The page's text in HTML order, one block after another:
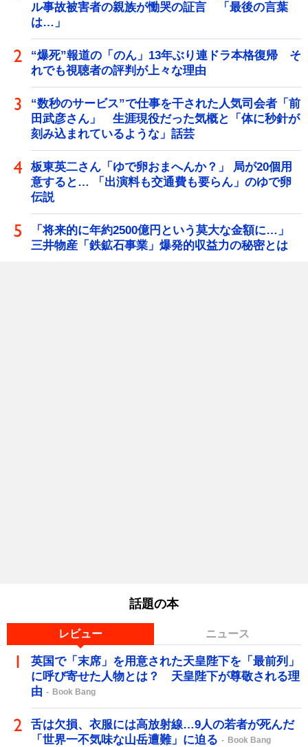
ル事故被害者の親族が慟哭の証言 「最後の言葉
は…」
“爆死”報道の「のん」13年ぶり連ドラ本格復帰 そ
れでも視聴者の評判が上々な理由
“数秒のサービス”で仕事を干された人気司会者「前
田武彦さん」 生涯現役だった気概と「体に秒針が
刻み込まれているような」話芸
板東英二さん「ゆで卵おまへんか？」 局が20個用
意すると… 「出演料も交通費も要らん」のゆで卵
伝説
「将来的に年約2500億円という莫大な金額に…」
三井物産「鉄鉱石事業」爆発的収益力の秘密とは
話題の本
レビュー ニュース
英国で「末席」を用意された天皇陛下を「最前列」
に呼び寄せた人物とは？ 天皇陛下が尊敬される理
由
Book Bang
舌は欠損、衣服には高放射線…9人の若者が死んだ
「世界一不気味な山岳遭難」に迫る
Book Bang